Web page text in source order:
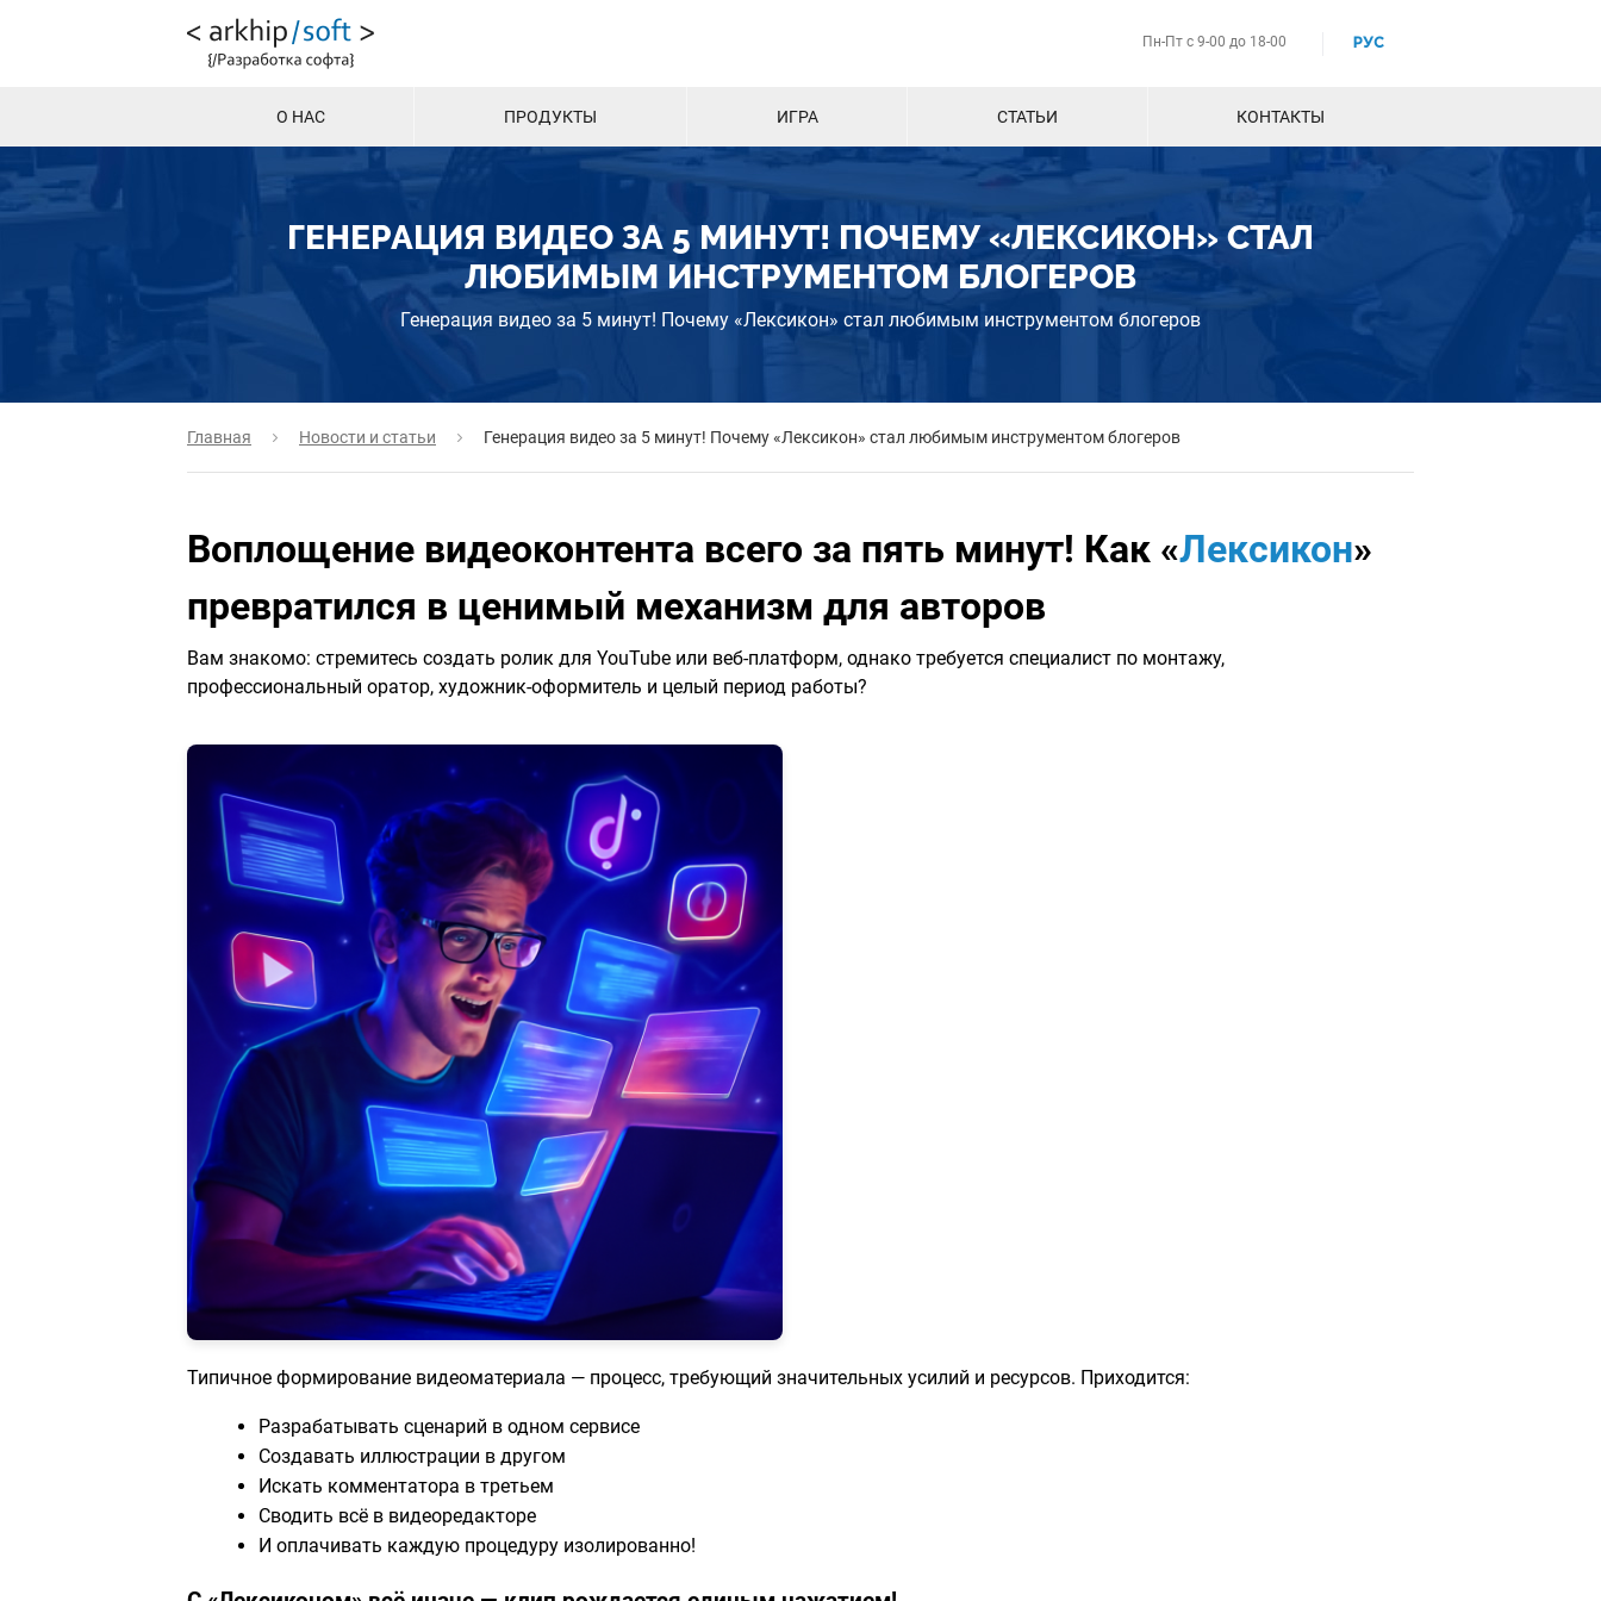
Пн-Пт с 9-00 до 18-00 РУС
О НАС ПРОДУКТЫ ИГРА СТАТЬИ КОНТАКТЫ
ГЕНЕРАЦИЯ ВИДЕО ЗА 5 МИНУТ! ПОЧЕМУ «ЛЕКСИКОН» СТАЛ
ЛЮБИМЫМ ИНСТРУМЕНТОМ БЛОГЕРОВ
Генерация видео за 5 минут! Почему «Лексикон» стал любимым инструментом блогеров
Главная Новости и статьи Генерация видео за 5 минут! Почему «Лексикон» стал любимым инструментом блогеров
Воплощение видеоконтента всего за пять минут! Как «Лексикон»
превратился в ценимый механизм для авторов
Вам знакомо: стремитесь создать ролик для YouTube или веб-платформ, однако требуется специалист по монтажу,
профессиональный оратор, художник-оформитель и целый период работы?
Типичное формирование видеоматериала — процесс, требующий значительных усилий и ресурсов. Приходится:
Разрабатывать сценарий в одном сервисе
Создавать иллюстрации в другом
Искать комментатора в третьем
Сводить всё в видеоредакторе
И оплачивать каждую процедуру изолированно!